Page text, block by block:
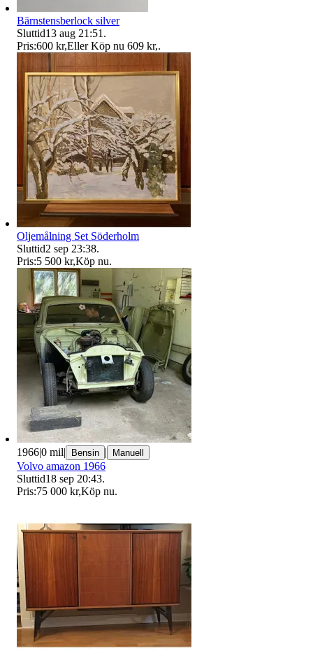
Bärnstensberlock silver
Sluttid13 aug 21:51 .
Pris:600 kr,Eller Köp nu 609 kr,.
Oljemålning Set Söderholm
Sluttid2 sep 23:38.
Pris:5 500 kr,Köp nu.
1966|0 mil| Bensin | Manuell
Volvo amazon 1966
Sluttid18 sep 20:43.
Pris:75 000 kr,Köp nu.